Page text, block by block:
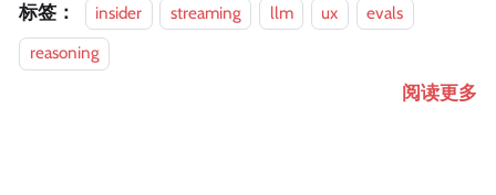
标签： insider streaming llm ux
evals
reasoning
阅读更多